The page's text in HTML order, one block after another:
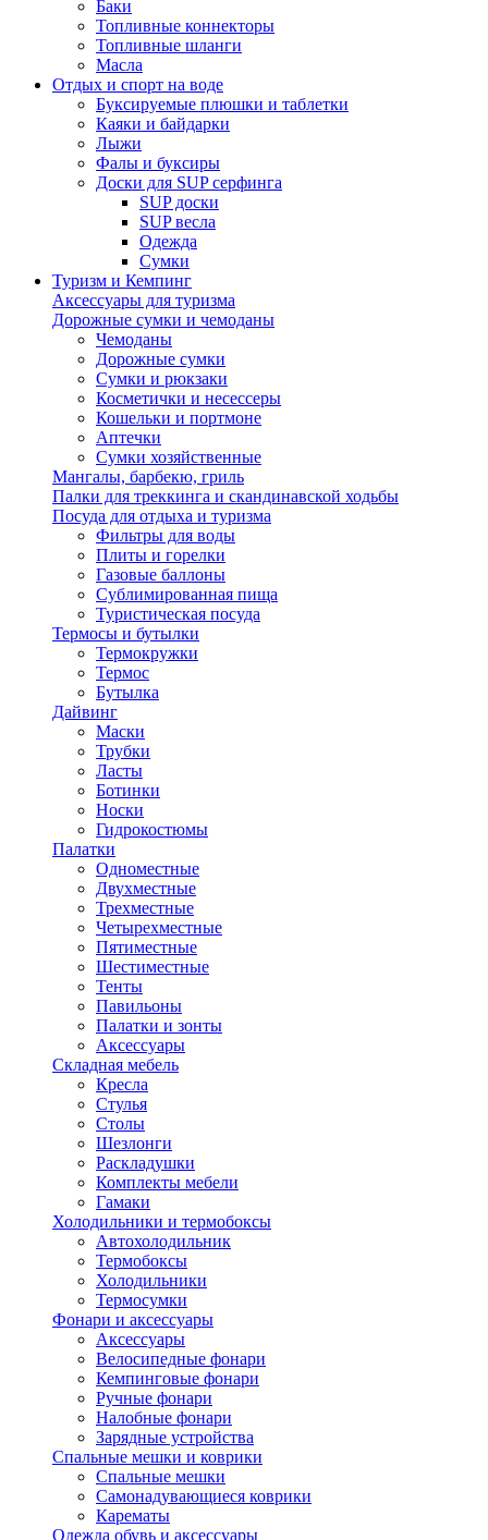
Баки
Топливные коннекторы
Топливные шланги
Масла
Отдых и спорт на воде
Буксируемые плюшки и таблетки
Каяки и байдарки
Лыжи
Фалы и буксиры
Доски для SUP серфинга
SUP доски
SUP весла
Одежда
Сумки
Туризм и Кемпинг
Аксессуары для туризма
Дорожные сумки и чемоданы
Чемоданы
Дорожные сумки
Сумки и рюкзаки
Косметички и несессеры
Кошельки и портмоне
Аптечки
Сумки хозяйственные
Мангалы, барбекю, гриль
Палки для треккинга и скандинавской ходьбы
Посуда для отдыха и туризма
Фильтры для воды
Плиты и горелки
Газовые баллоны
Сублимированная пища
Туристическая посуда
Термосы и бутылки
Термокружки
Термос
Бутылка
Дайвинг
Маски
Трубки
Ласты
Ботинки
Носки
Гидрокостюмы
Палатки
Одноместные
Двухместные
Трехместные
Четырехместные
Пятиместные
Шестиместные
Тенты
Павильоны
Палатки и зонты
Аксессуары
Складная мебель
Кресла
Стулья
Столы
Шезлонги
Раскладушки
Комплекты мебели
Гамаки
Холодильники и термобоксы
Автохолодильник
Термобоксы
Холодильники
Термосумки
Фонари и аксессуары
Аксессуары
Велосипедные фонари
Кемпинговые фонари
Ручные фонари
Налобные фонари
Зарядные устройства
Спальные мешки и коврики
Спальные мешки
Самонадувающиеся коврики
Карематы
Одежда обувь и аксессуары